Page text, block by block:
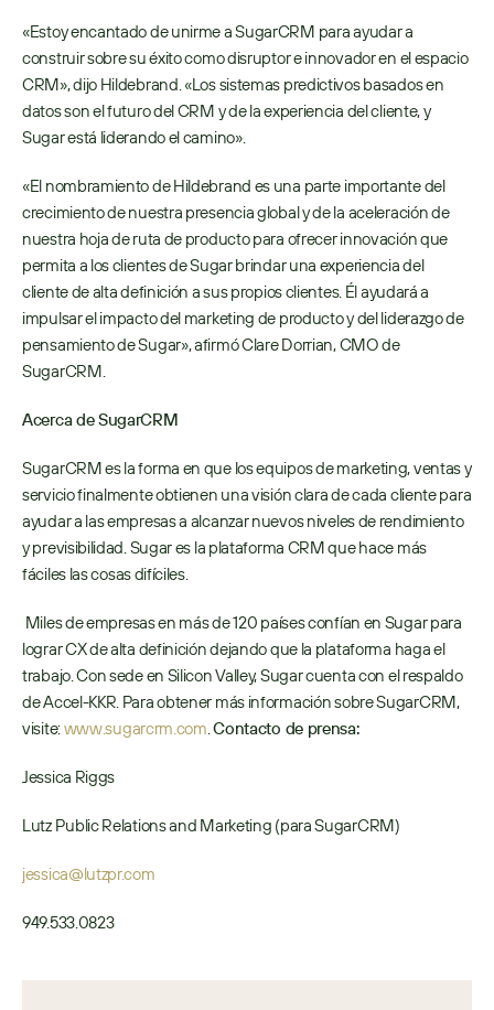
«Estoy encantado de unirme a SugarCRM para ayudar a
construir sobre su éxito como disruptor e innovador en el espacio
CRM», dijo Hildebrand. «Los sistemas predictivos basados en
datos son el futuro del CRM y de la experiencia del cliente, y
Sugar está liderando el camino».
«El nombramiento de Hildebrand es una parte importante del
crecimiento de nuestra presencia global y de la aceleración de
nuestra hoja de ruta de producto para ofrecer innovación que
permita a los clientes de Sugar brindar una experiencia del
cliente de alta definición a sus propios clientes. Él ayudará a
impulsar el impacto del marketing de producto y del liderazgo de
pensamiento de Sugar», afirmó Clare Dorrian, CMO de
SugarCRM.
Acerca de SugarCRM
SugarCRM es la forma en que los equipos de marketing, ventas y
servicio finalmente obtienen una visión clara de cada cliente para
ayudar a las empresas a alcanzar nuevos niveles de rendimiento
y previsibilidad. Sugar es la plataforma CRM que hace más
fáciles las cosas difíciles.
lograr CX de alta definición dejando que la plataforma haga el
trabajo. Con sede en Silicon Valley, Sugar cuenta con el respaldo
de Accel-KKR. Para obtener más información sobre SugarCRM,
visite: www.sugarcrm.com. Contacto de prensa:
Jessica Riggs
Lutz Public Relations and Marketing (para SugarCRM)
jessica@lutzpr.com
949.533.0823